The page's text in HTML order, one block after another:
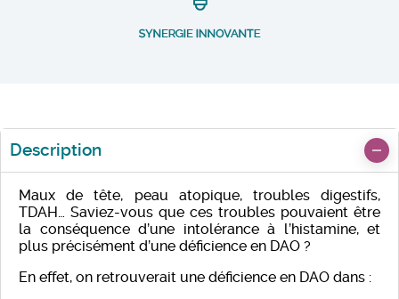
Description
Maux de tête, peau atopique, troubles digestifs,
TDAH… Saviez-vous que ces troubles pouvaient être
la conséquence d’une intolérance à l’histamine, et
plus précisément d’une déficience en DAO ?
En effet, on retrouverait une déficience en DAO dans :